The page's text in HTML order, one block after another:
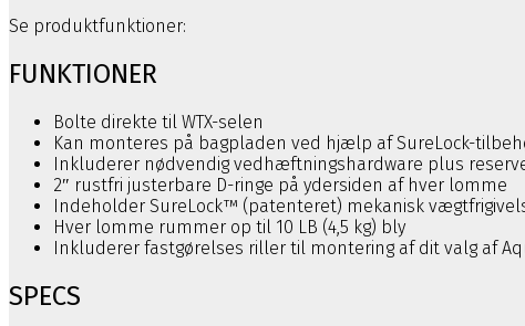
Se produktfunktioner:
FUNKTIONER
Bolte direkte til WTX-selen
Kan monteres på bagpladen ved hjælp af SureLock-
Inkluderer nødvendig vedhæftningshardware plus
2″ rustfri justerbare D-ringe på ydersiden af hver lomme
Indeholder SureLock™ (patenteret) mekanisk
Hver lomme rummer op til 10 LB (4,5 kg) bly
Inkluderer fastgørelses riller til montering af dit valg af
SPECS